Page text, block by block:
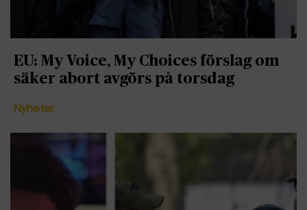
EU: My Voice, My Choices förslag om
säker abort avgörs på torsdag
Nyheter